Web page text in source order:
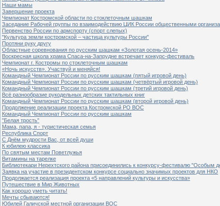
Наши мамы
Завершение проекта
Чемпионат Костромской области по стоклеточным шашкам
Заседание Рабочей группы по взаимодействию ЦИК России общественными
Первенство России по армспорту (спорт слепых)
"Культура земли костромской – частица культуры России"
Протяни руку другу
Областные соревнования по русским шашкам «Золотая осень-2014»
Воскресная школа храма Спаса-на-Запрудне встречает конкурс-фестиваль
Чемпионат г. Костромы по стоклеточным шашкам
«Ночь искусств». Участвуй и меняйся!
Командный Чемпионат России по русским шашкам (пятый игровой день)
Командный Чемпионат России по русским шашкам (четвёртый игровой день)
Командный Чемпионат России по русским шашкам (третий игровой день)
Всё разнообразие рукодельных детских тактильных книг
Командный Чемпионат России по русским шашкам (второй игровой день)
Продолжение реализации проекта Костромской РО ВОС
Командный Чемпионат России по русским шашкам
"Белая трость"
Мама, папа, я - туристическая семья
Республика Спорт
С Днём мудрости Вас, от всей души
К юбилею классика
По святым местам Поветлужья
Витамины на тарелке
Библиотекари Нерехтского района присоединились к конкурсу-фестивалю "Особым
Заявка на участие в президентском конкурсе социально значимых проектов для НКО
Продолжается реализация проекта «5 направлений культуры и искусства»
Путешествие в Мир Животных
Как хорошо уметь читать!
Мечты сбываются!
Юбилей Галичской местной организации ВОС